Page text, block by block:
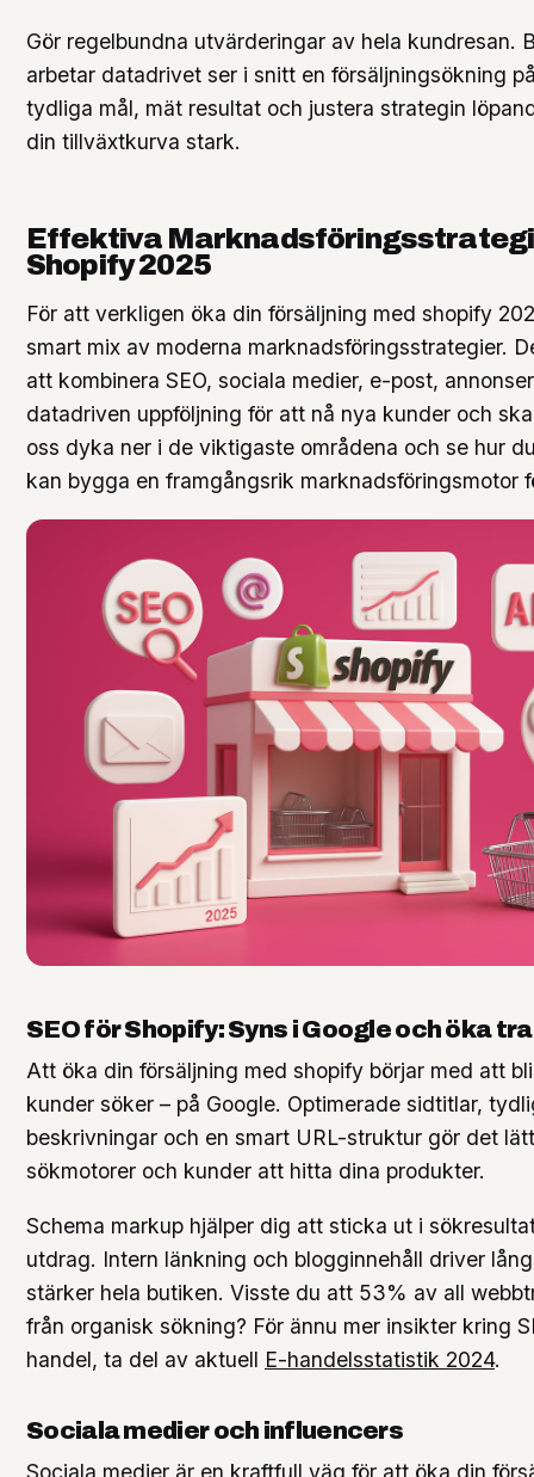
Gör regelbundna utvärderingar av hela kundresan.
arbetar datadrivet ser i snitt en försäljningsökning
tydliga mål, mät resultat och justera strategin
din tillväxtkurva stark.
Effektiva
Shopify 2025
För att verkligen öka din försäljning med shopify
smart mix av moderna marknadsföringsstrategier.
att kombinera SEO, sociala medier, e-post,
datadriven uppföljning för att nå nya kunder och
oss dyka ner i de viktigaste områdena och se hur
kan bygga en framgångsrik marknadsföringsmotor
SEO för Shopify: Syns i Google och öka
Att öka din försäljning med shopify börjar med att
kunder söker – på Google. Optimerade sidtitlar,
beskrivningar och en smart URL-struktur gör det
sökmotorer och kunder att hitta dina produkter.
Schema markup hjälper dig att sticka ut i
utdrag. Intern länkning och blogginnehåll driver
stärker hela butiken. Visste du att 53% av all
från organisk sökning? För ännu mer insikter kring
handel, ta del av aktuell E-handelsstatistik 2024.
Sociala medier och influencers
Sociala medier är en kraftfull väg för att öka din